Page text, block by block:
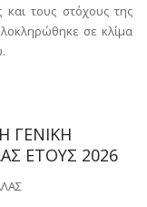
και τους στόχους της
σε κλίμα
ΓΕΝΙΚΗ
ΕΤΟΥΣ 2026